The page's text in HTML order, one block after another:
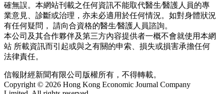
確無誤。本網站刊載之任何資訊不能取代醫生∕醫護人員的專
業意見、診斷或治理，亦未必適用於任何情況。如對身體狀況
有任何疑問， 請向合資格的醫生∕醫護人員諮詢。
本公司及其合作夥伴及第三方內容提供者一概不會就使用本網
站 所載資訊而引起或與之有關的申索、損失或損害承擔任何
法律責任。
信報財經新聞有限公司版權所有，不得轉載。
Copyright © 2026 Hong Kong Economic Journal Company